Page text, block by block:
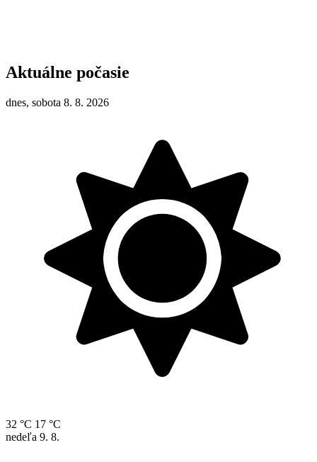
Aktuálne počasie
dnes, sobota 8. 8. 2026
32 °C 17 °C
nedeľa 9. 8.